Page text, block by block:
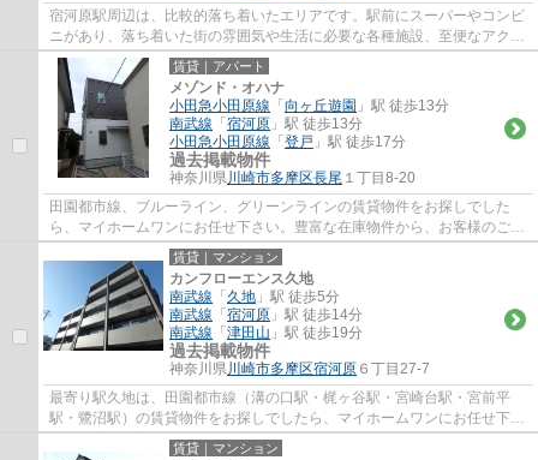
宿河原駅周辺は、比較的落ち着いたエリアです。駅前にスーパーやコンビ
ニがあり、落ち着いた街の雰囲気や生活に必要な各種施設、至便なアクセ
スなど、全体的に住みやすいポイントが揃...
賃貸｜アパート
メゾンド・オハナ
小田急小田原線 「 向ヶ丘遊園 」駅 徒歩13分
南武線 「 宿河原 」駅 徒歩13分
小田急小田原線 「 登戸 」駅 徒歩17分
過去掲載物件
神奈川県川崎市多摩区長尾 １丁目8-20
田園都市線、ブルーライン、グリーンラインの賃貸物件をお探しでした
ら、マイホームワンにお任せ下さい。豊富な在庫物件から、お客様のご要
望に合うお部屋をご提案致します。
賃貸｜マンション
カンフローエンス久地
南武線 「 久地 」駅 徒歩5分
南武線 「 宿河原 」駅 徒歩14分
南武線 「 津田山 」駅 徒歩19分
過去掲載物件
神奈川県川崎市多摩区宿河原 ６丁目27-7
最寄り駅久地は、田園都市線（溝の口駅・梶ヶ谷駅・宮崎台駅・宮前平
駅・鷺沼駅）の賃貸物件をお探しでしたら、マイホームワンにお任せ下さ
い。豊富な在庫物件から、お客様のご要望に...
賃貸｜マンション